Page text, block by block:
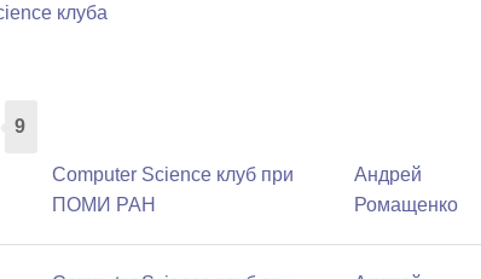
клуба
9
Computer Science клуб при
ПОМИ РАН
Андрей
Ромащенко